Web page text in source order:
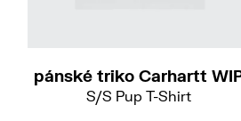
pánské triko Carhartt
S/S Pup T-Shirt